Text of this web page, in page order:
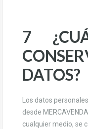
7
DATOS?
Los datos
desde
cualquier medio, se